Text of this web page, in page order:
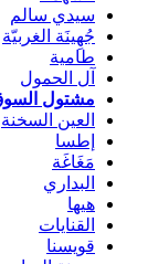
سيدي سالم
جُهِينَة الغربيّة
طامية
آل الحمول
مشتول
العين السخنة
إطسا
مَغَاغَة
البداري
هيها
القنايات
قويسنا